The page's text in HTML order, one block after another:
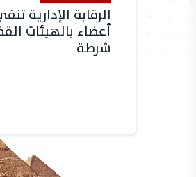
الرقابة الإدارية
أعضاء بالهيئات
شرطة